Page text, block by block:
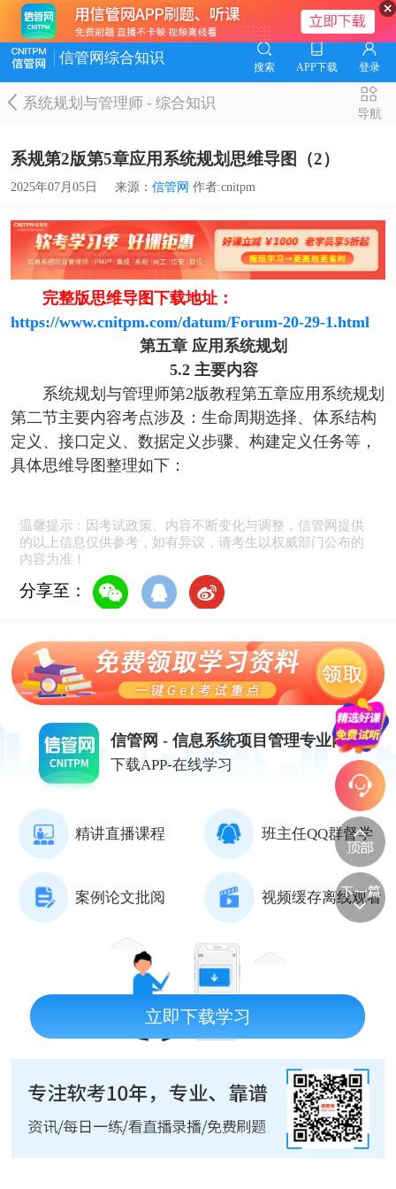
信管网综合知识
搜索 APP下载 登录
系统规划与管理师-综合知识
导航
系规第2版第5章应用系统规划思维导图（2）
2025年07月05日 来源： 信管网 作者:cnitpm
完整版思维导图下载地址：
https://www.cnitpm.com/datum/Forum-20-29-1.html
第五章 应用系统规划
5.2 主要内容
系统规划与管理师第2版教程第五章应用系统规划
第二节主要内容考点涉及：生命周期选择、体系结构
定义、接口定义、数据定义步骤、构建定义任务等，
具体思维导图整理如下：
温馨提示：因考试政策、内容不断变化与调整，信管网提供
的以上信息仅供参考，如有异议，请考生以权威部门公布的
内容为准！
分享至：
信管网 - 信息系统项目管理专业网站
下载APP-在线学习
精讲直播课程 班主任QQ群督学
案例论文批阅 视频缓存离线观看
立即下载学习